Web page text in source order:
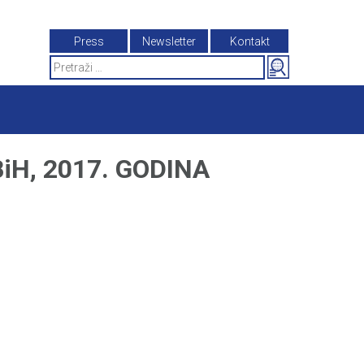
Press Newsletter
Kontakt
Search
for:
2017. GODINA